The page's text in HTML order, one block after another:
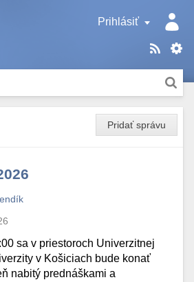
Prihlásiť
Pridať správu
sa v priestoroch Univerzitnej
v Košiciach bude konať
nabitý prednáškami a